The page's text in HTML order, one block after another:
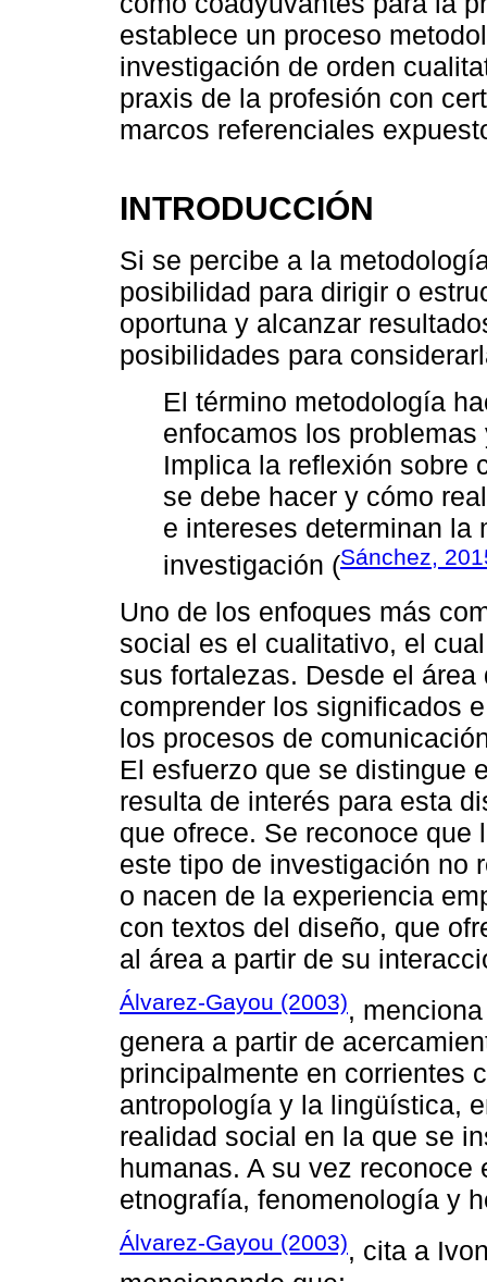
establece un proceso
investigación de orden
praxis de la profesión con
marcos referenciales
INTRODUCCIÓN
Si se percibe a la
posibilidad para dirigir o
oportuna y alcanzar
posibilidades para
El término metodología
enfocamos los
Implica la reflexión sobre
se debe hacer y cómo
e intereses determinan la
investigación (Sánchez,
Uno de los enfoques más
social es el cualitativo, el
sus fortalezas. Desde el
comprender los significados
los procesos de
El esfuerzo que se distingue
resulta de interés para esta
que ofrece. Se reconoce que
este tipo de investigación no
o nacen de la experiencia
con textos del diseño, que
al área a partir de su
Álvarez-Gayou (2003),
genera a partir de
principalmente en corrientes
antropología y la lingüística,
realidad social en la que se
humanas. A su vez
etnografía, fenomenología y
Álvarez-Gayou (2003), cita a